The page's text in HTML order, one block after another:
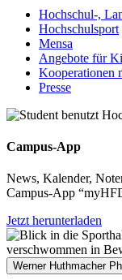
Hochschul-,
Hochschulsport
Mensa
Angebote für
Kooperationen
Presse
Campus-App
News, Kalender,
Campus-App
Jetzt herunterladen
Werner Huthmacher